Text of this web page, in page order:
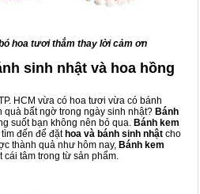
hoa tươi thắm thay lời cảm ơn
sinh nhật và hoa hồng
HCM vừa có hoa tươi vừa có bánh
quà bất ngờ trong ngày sinh nhật? Bánh
suốt bạn không nên bỏ qua. Bánh kem
đến để đặt hoa và bánh sinh nhật cho
thành quả như hôm nay, Bánh kem
tâm trong từ sản phẩm.